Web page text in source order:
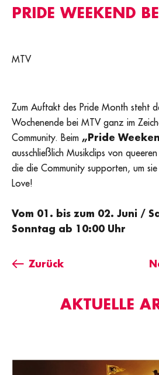
PRIDE WEEKEND
MTV
Zum Auftakt des Pride Month steht
Wochenende bei MTV ganz im
Community. Beim „Pride
ausschließlich Musikclips von
die die Community supporten, um
Love!
Vom 01. bis zum 02. Juni /
Sonntag ab 10:00 Uhr
Zurück
AKTUELLE